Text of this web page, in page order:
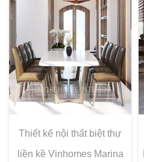
Thiết kế nội thất biệt thự
liền kề Vinhomes Marina